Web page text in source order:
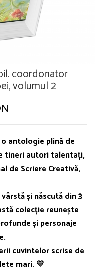
coordonator
volumul 2
o antologie plină de
tineri autori talentați,
de Scriere Creativă,
și născută din3
colecție reunește
și personaje
cuvintelor scrise de
mari. 💛